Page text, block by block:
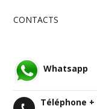
CONTACTS
Whatsapp
Téléphone +